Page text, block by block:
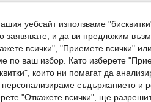
Височина: 76 cm / 30 in, Тегло: 27 kg /
уебсайт използваме
заявявате, и да ви предложим
всички", "Приемете всички"
по ваш избор. Като изберете
които ни помагат да
персонализираме съдържанието и
"Откажете всички", ще